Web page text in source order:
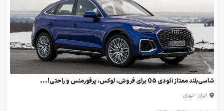
شاسی‌بلند ممتاز آئودی Q5 برای فروش، لوکس، پرفورمنس و راحتی!...
ایران - تهران